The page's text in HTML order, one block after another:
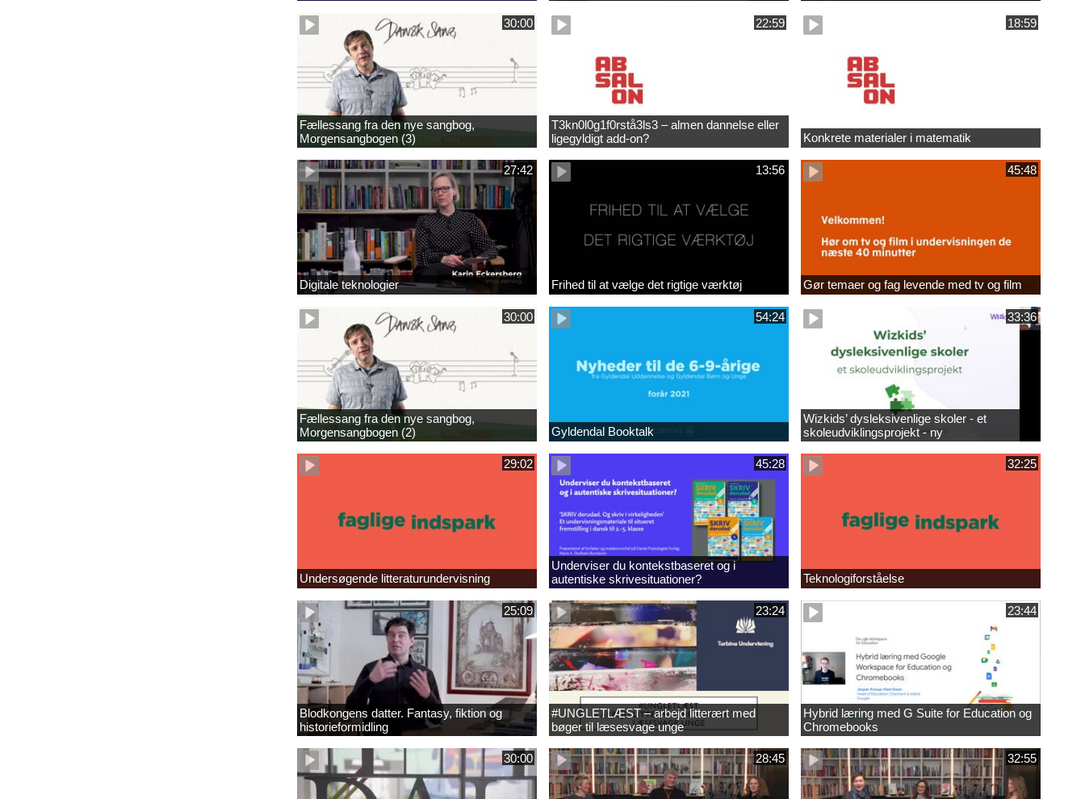
30:00
Fællessang fra den nye sangbog,
Morgensangbogen (3)
22:59
T3kn0l0g1f0rstå3ls3 – almen dannelse eller
ligegyldigt add-on?
18:59
Konkrete materialer i matematik
27:42
Digitale teknologier
13:56
Frihed til at vælge det rigtige værktøj
45:48
Gør temaer og fag levende med tv og film
30:00
Fællessang fra den nye sangbog,
Morgensangbogen (2)
54:24
Gyldendal Booktalk
33:36
Wizkids’ dysleksivenlige skoler - et
skoleudviklingsprojekt - ny
29:02
Undersøgende litteraturundervisning
45:28
Underviser du kontekstbaseret og i
autentiske skrivesituationer?
32:25
Teknologiforståelse
25:09
Blodkongens datter. Fantasy, fiktion og
historieformidling
23:24
#UNGLETLÆST – arbejd litterært med
bøger til læsesvage unge
23:44
Hybrid læring med G Suite for Education og
Chromebooks
30:00 28:45 32:55